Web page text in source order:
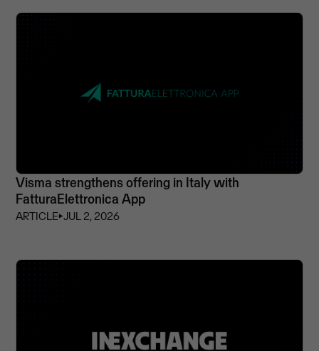
Visma strengthens offering in Italy with
FatturaElettronica App
ARTICLE⏵JUL 2, 2026